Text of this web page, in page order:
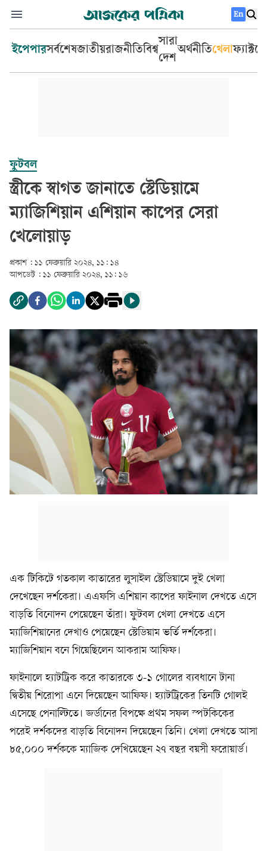
En
ইপেপারসর্বশেষজাতীয়রাজনীতিবিশ্ব
সারা
দেশ
অর্থনীতিখেলা
ফুটবল
স্ত্রীকে স্বাগত জানাতে স্টেডিয়ামে
ম্যাজিশিয়ান এশিয়ান কাপের সেরা
খেলোয়াড়
প্রকাশ : ১১ ফেব্রুয়ারি ২০২৪, ১১: ১৪
আপডেট : ১১ ফেব্রুয়ারি ২০২৪, ১১: ১৬
এক টিকিটে গতকাল কাতারের লুসাইল স্টেডিয়ামে দুই খেলা
দেখেছেন দর্শকেরা। এএফসি এশিয়ান কাপের ফাইনাল দেখতে এসে
বাড়তি বিনোদন পেয়েছেন তাঁরা। ফুটবল খেলা দেখতে এসে
ম্যাজিশিয়ানের দেখাও পেয়েছেন স্টেডিয়াম ভর্তি দর্শকেরা।
ম্যাজিশিয়ান বনে গিয়েছিলেন আকরাম আফিফ।
ফাইনালে হ্যাটট্রিক করে কাতারকে ৩-১ গোলের ব্যবধানে টানা
দ্বিতীয় শিরোপা এনে দিয়েছেন আফিফ। হ্যাটট্রিকের তিনটি গোলই
এসেছে পেনাল্টিতে। জর্ডানের বিপক্ষে প্রথম সফল স্পটকিকের
পরেই দর্শকদের বাড়তি বিনোদন দিয়েছেন তিনি। খেলা দেখতে আসা
৮৫,০০০ দর্শককে ম্যাজিক দেখিয়েছেন ২৭ বছর বয়সী ফরোয়ার্ড।